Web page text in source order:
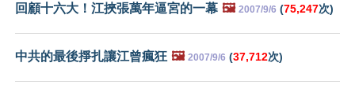
回顧十六大！江挾張萬年逼宮的一幕 🖼️ 2007/9/6 (75,247次)
中共的最後掙扎讓江曾瘋狂 🖼️ 2007/9/6 (37,712次)